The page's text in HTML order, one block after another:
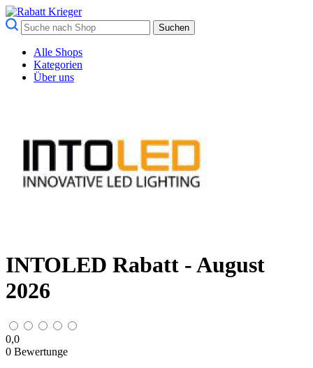
Suchen
Alle Shops
Kategorien
Über uns
INTOLED Rabatt - August
2026
0,0
0 Bewertunge